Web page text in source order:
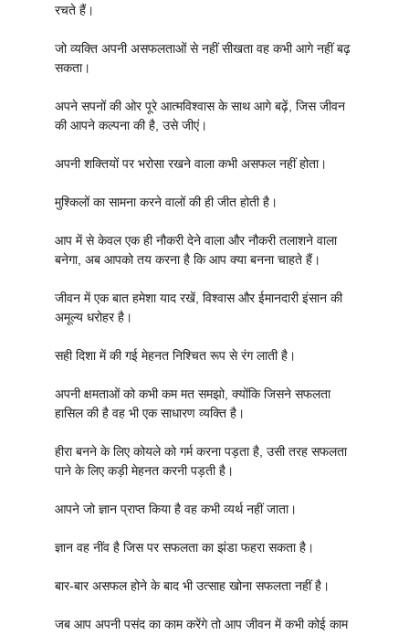
रचते हैं।
जो व्यक्ति अपनी असफलताओं से नहीं सीखता वह कभी आगे नहीं बढ़
सकता।
अपने सपनों की ओर पूरे आत्मविश्वास के साथ आगे बढ़ें, जिस जीवन
की आपने कल्पना की है, उसे जीएं।
अपनी शक्तियों पर भरोसा रखने वाला कभी असफल नहीं होता।
मुश्किलों का सामना करने वालों की ही जीत होती है।
आप में से केवल एक ही नौकरी देने वाला और नौकरी तलाशने वाला
बनेगा, अब आपको तय करना है कि आप क्या बनना चाहते हैं।
जीवन में एक बात हमेशा याद रखें, विश्वास और ईमानदारी इंसान की
अमूल्य धरोहर है।
सही दिशा में की गई मेहनत निश्चित रूप से रंग लाती है।
अपनी क्षमताओं को कभी कम मत समझो, क्योंकि जिसने सफलता
हासिल की है वह भी एक साधारण व्यक्ति है।
हीरा बनने के लिए कोयले को गर्म करना पड़ता है, उसी तरह सफलता
पाने के लिए कड़ी मेहनत करनी पड़ती है।
आपने जो ज्ञान प्राप्त किया है वह कभी व्यर्थ नहीं जाता।
ज्ञान वह नींव है जिस पर सफलता का झंडा फहरा सकता है।
बार-बार असफल होने के बाद भी उत्साह खोना सफलता नहीं है।
जब आप अपनी पसंद का काम करेंगे तो आप जीवन में कभी कोई काम